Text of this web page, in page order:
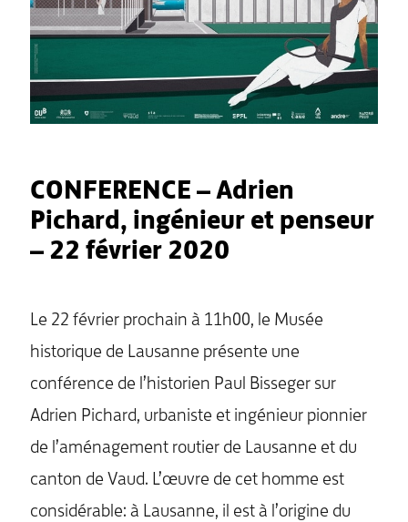
CONFERENCE – Adrien
Pichard, ingénieur et penseur
– 22 février 2020
Le 22 février prochain à 11h00, le Musée
historique de Lausanne présente une
conférence de l’historien Paul Bisseger sur
Adrien Pichard, urbaniste et ingénieur pionnier
de l’aménagement routier de Lausanne et du
canton de Vaud. L’œuvre de cet homme est
considérable: à Lausanne, il est à l’origine du